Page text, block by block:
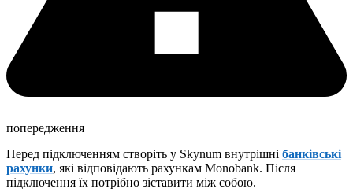
попередження
Перед підключенням створіть у Skynum внутрішні банківські
рахунки, які відповідають рахункам Monobank. Після
підключення їх потрібно зіставити між собою.